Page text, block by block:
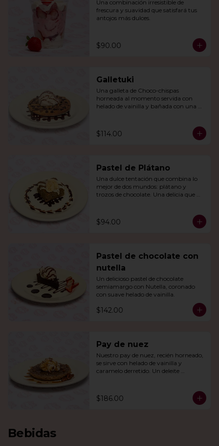
Una combinación irresistible de
frescura y suavidad que satisfará tus
antojos más dulces.
$90.00
Galletuki
Una galleta de Choco-chispas
horneada al momento servida con
helado de vainilla y bañada con una
$114.00
Pastel de Plátano
Una dulce tentación que combina lo
mejor de dos mundos: plátano y
trozos de chocolate. Una delicia que
$94.00
Pastel de chocolate con
nutella
Un delicioso pastel de chocolate
semiamargo con Nutella, coronado
con suave helado de vainilla.
$142.00
Pay de nuez
Nuestro pay de nuez, recién horneado,
se sirve con helado de vainilla y
caramelo derretido. Un deleite
$186.00
Bebidas